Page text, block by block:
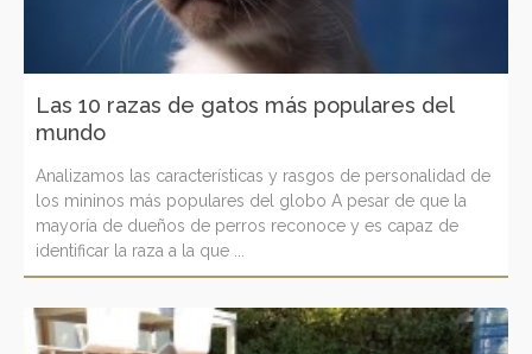
Las 10 razas de gatos más populares del
mundo
Analizamos las características y rasgos de personalidad de
los mininos más populares del globo A pesar de que la
mayoría de dueños de perros reconoce y es capaz de
identificar la raza a la que ...